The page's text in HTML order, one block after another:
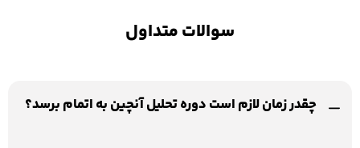
چقدر زمان لازم است دوره تحلیل آنچین به اتمام برسد؟
سوالات متداول